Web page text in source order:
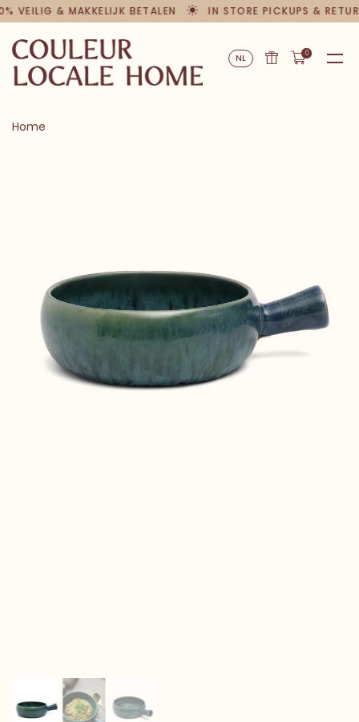
VEILIG & MAKKELIJK BETALEN IN STORE PICKUPS &
NL 0
Home